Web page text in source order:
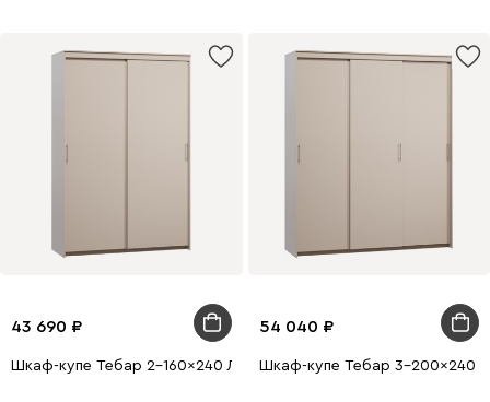
43 690
Шкаф-купе Тебар 2-160x240 Латте без зеркал
54 040
Шкаф-купе Тебар 3-200x240